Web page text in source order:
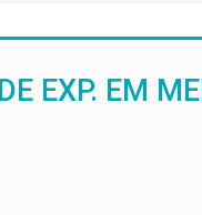
EXP. EM